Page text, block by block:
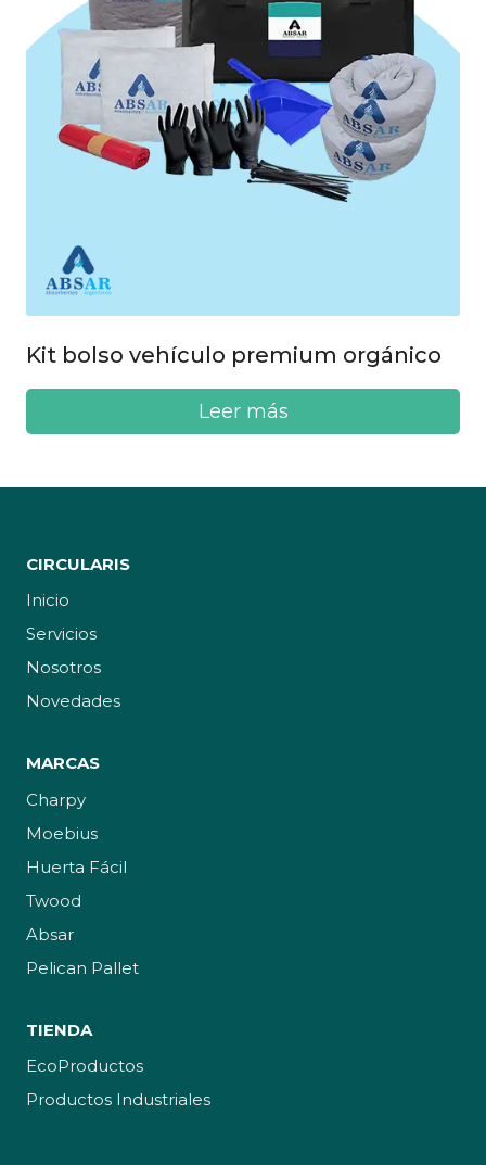
Kit bolso vehículo premium orgánico
Leer más
CIRCULARIS
Inicio
Servicios
Nosotros
Novedades
MARCAS
Charpy
Moebius
Huerta Fácil
Twood
Absar
Pelican Pallet
TIENDA
EcoProductos
Productos Industriales